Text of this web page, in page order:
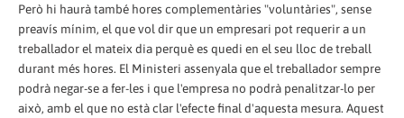
Però hi haurà també hores complementàries "voluntàries", sense
preavís mínim, el que vol dir que un empresari pot requerir a un
treballador el mateix dia perquè es quedi en el seu lloc de treball
durant més hores. El Ministeri assenyala que el treballador sempre
podrà negar-se a fer-les i que l'empresa no podrà penalitzar-lo per
això, amb el que no està clar l'efecte final d'aquesta mesura. Aquest